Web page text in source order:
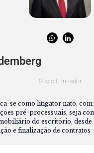
Sócio Fundador
se como litigator nato,
pré-processuais, seja
do escritório,
e finalização de contratos